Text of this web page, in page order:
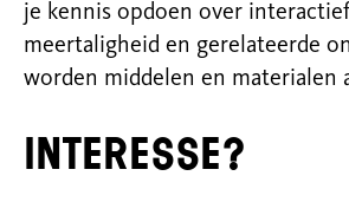
je kennis opdoen over
meertaligheid en gerelateerde
worden middelen en materialen
Interesse?